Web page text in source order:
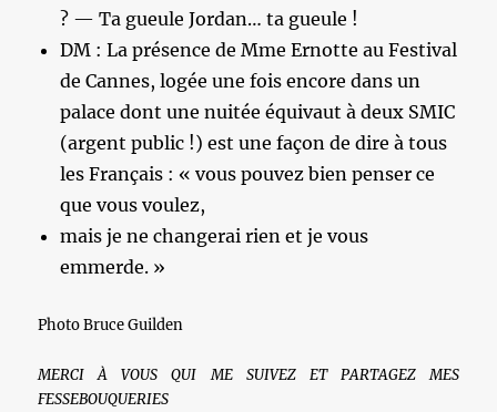
? — Ta gueule Jordan… ta gueule !
DM : La présence de Mme Ernotte au Festival
de Cannes, logée une fois encore dans un
palace dont une nuitée équivaut à deux SMIC
(argent public !) est une façon de dire à tous
les Français : « vous pouvez bien penser ce
que vous voulez,
mais je ne changerai rien et je vous
emmerde. »
Photo Bruce Guilden
MERCI À VOUS QUI ME SUIVEZ ET PARTAGEZ MES
FESSEBOUQUERIES